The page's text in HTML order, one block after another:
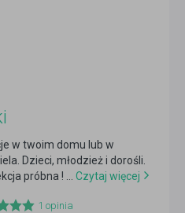
w twoim domu lub w
Dzieci, młodzież i dorośli.
próbna ! ... Czytaj więcej
1 opinia